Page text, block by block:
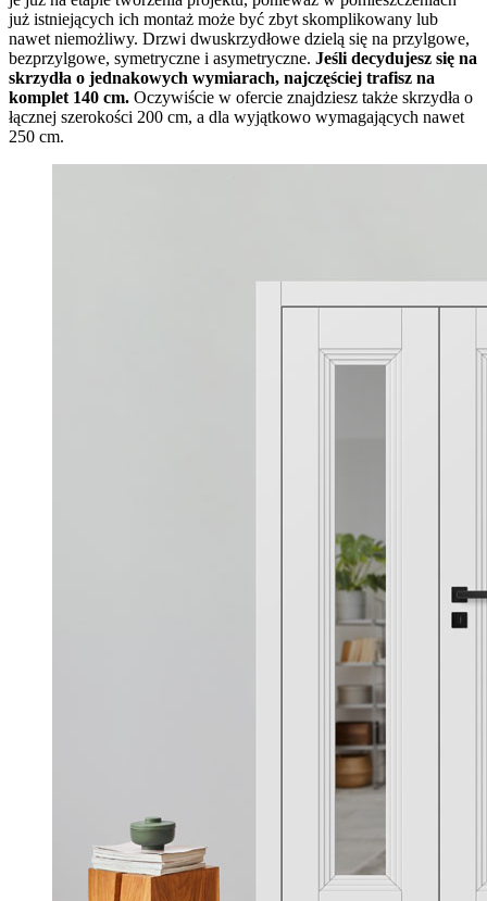
już istniejących ich montaż może być zbyt skomplikowany lub
nawet niemożliwy. Drzwi dwuskrzydłowe dzielą się na przylgowe,
bezprzylgowe, symetryczne i asymetryczne. Jeśli decydujesz się na
skrzydła o jednakowych wymiarach, najczęściej trafisz na
komplet 140 cm. Oczywiście w ofercie znajdziesz także skrzydła o
łącznej szerokości 200 cm, a dla wyjątkowo wymagających nawet
250 cm.